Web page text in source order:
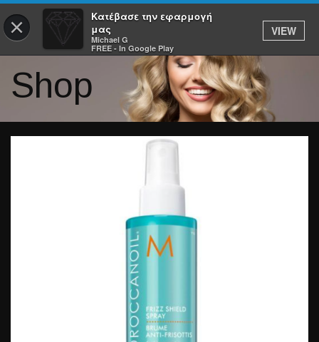
×
Κατέβασε την εφαρμογή
μας
Michael G
FREE - In Google Play
VIEW
Shop